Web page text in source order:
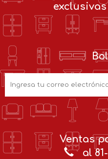
Ventas
al 81-